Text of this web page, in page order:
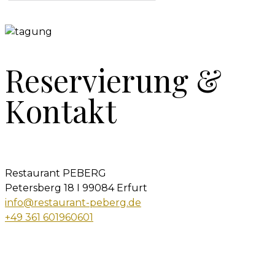
Reservierung &
Kontakt
Restaurant PEBERG
Petersberg 18 I 99084 Erfurt
info@restaurant-peberg.de
+49 361 601960601